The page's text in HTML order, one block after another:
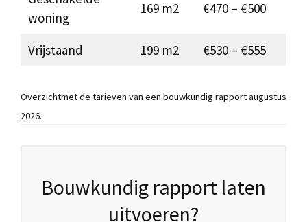
woning
169 m2 €470 – €500
Vrijstaand 199 m2 €530 – €555
Overzichtmet de tarieven van een bouwkundig rapport augustus
2026.
Bouwkundig rapport laten
uitvoeren?